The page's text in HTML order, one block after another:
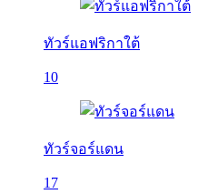
ทัวร์แอฟริกาใต้
10
ทัวร์จอร์แดน
17